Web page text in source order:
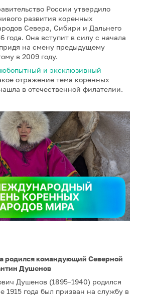
России утвердило
развития коренных
Севера, Сибири и Дальнего
года. Она вступит в силу с начала
на смену предыдущему
в 2009 году.
и эксклюзивный
отражение тема коренных
в отечественной филателии.
родился командующий Северной
Душенов
Душенов (1895–1940) родился
1915 года был призван на службу в